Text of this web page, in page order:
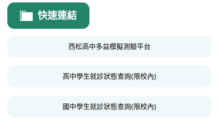
快速連結
西松高中多益模擬測驗平台
高中學生就診狀態查詢(限校內)
國中學生就診狀態查詢(限校內)